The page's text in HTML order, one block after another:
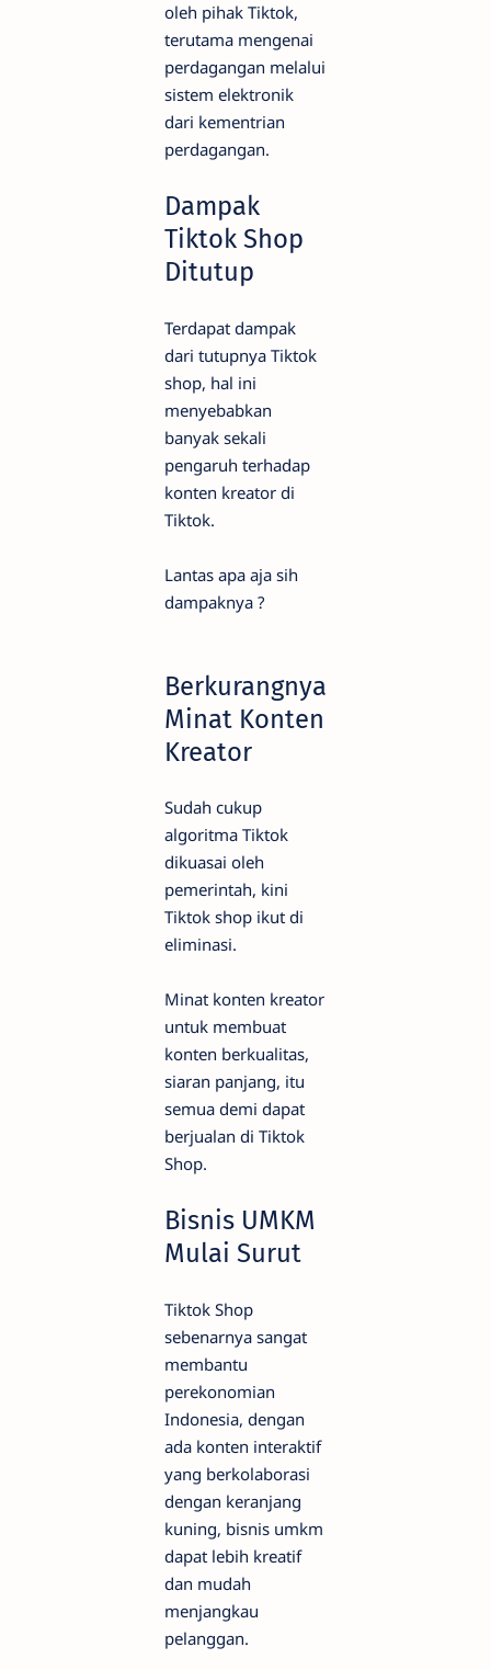
oleh pihak Tiktok,
terutama mengenai
perdagangan melalui
sistem elektronik
dari kementrian
perdagangan.
Dampak
Tiktok Shop
Ditutup
Terdapat dampak
dari tutupnya Tiktok
shop, hal ini
menyebabkan
banyak sekali
pengaruh terhadap
konten kreator di
Tiktok.
Lantas apa aja sih
dampaknya ?
Berkurangnya
Minat Konten
Kreator
Sudah cukup
algoritma Tiktok
dikuasai oleh
pemerintah, kini
Tiktok shop ikut di
eliminasi.
Minat konten kreator
untuk membuat
konten berkualitas,
siaran panjang, itu
semua demi dapat
berjualan di Tiktok
Shop.
Bisnis UMKM
Mulai Surut
Tiktok Shop
sebenarnya sangat
membantu
perekonomian
Indonesia, dengan
ada konten interaktif
yang berkolaborasi
dengan keranjang
kuning, bisnis umkm
dapat lebih kreatif
dan mudah
menjangkau
pelanggan.